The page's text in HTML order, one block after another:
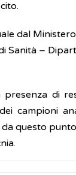
dal
–
di
campioni
questo